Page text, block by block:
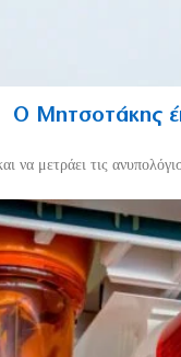
Ο Μητσοτάκης
να μετράει τις